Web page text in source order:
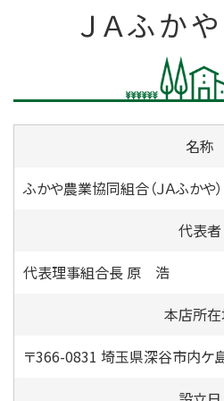
ＪＡふか
名称
ふかや農業協同組合（ＪＡふかや）
代表者
代表理事組合長 原 浩
本店所
〒366-0831 埼玉県深谷市内ケ